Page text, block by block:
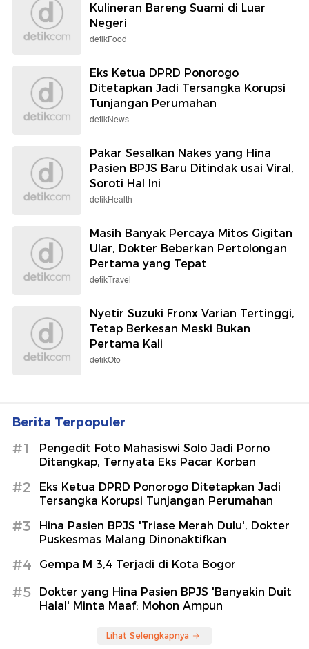
Kulineran Bareng Suami di Luar
Negeri
detikFood
Eks Ketua DPRD Ponorogo
Ditetapkan Jadi Tersangka Korupsi
Tunjangan Perumahan
detikNews
Pakar Sesalkan Nakes yang Hina
Pasien BPJS Baru Ditindak usai Viral,
Soroti Hal Ini
detikHealth
Masih Banyak Percaya Mitos Gigitan
Ular, Dokter Beberkan Pertolongan
Pertama yang Tepat
detikTravel
Nyetir Suzuki Fronx Varian Tertinggi,
Tetap Berkesan Meski Bukan
Pertama Kali
detikOto
Berita Terpopuler
#1
Pengedit Foto Mahasiswi Solo Jadi Porno
Ditangkap, Ternyata Eks Pacar Korban
#2
Eks Ketua DPRD Ponorogo Ditetapkan Jadi
Tersangka Korupsi Tunjangan Perumahan
#3
Hina Pasien BPJS 'Triase Merah Dulu', Dokter
Puskesmas Malang Dinonaktifkan
#4 Gempa M 3,4 Terjadi di Kota Bogor
#5
Dokter yang Hina Pasien BPJS 'Banyakin Duit
Halal' Minta Maaf: Mohon Ampun
Lihat Selengkapnya